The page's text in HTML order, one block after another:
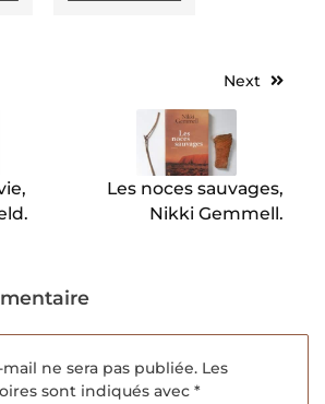
Next
Les noces sauvages,
Nikki Gemmell.
ne sera pas publiée. Les
sont indiqués avec *